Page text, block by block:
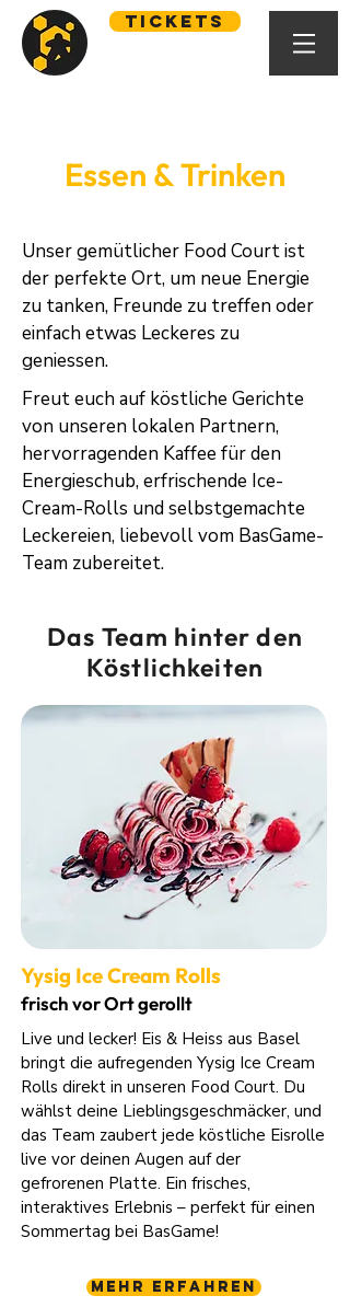
Tickets
Essen & Trinken
Unser gemütlicher Food Court ist
der perfekte Ort, um neue Energie
zu tanken, Freunde zu treffen oder
einfach etwas Leckeres zu
geniessen.
Freut euch auf köstliche Gerichte
von unseren lokalen Partnern,
hervorragenden Kaffee für den
Energieschub, erfrischende Ice-
Cream-Rolls und selbstgemachte
Leckereien, liebevoll vom BasGame-
Team zubereitet.
Das Team hinter den
Köstlichkeiten
Yysig Ice Cream Rolls
frisch vor Ort gerollt
Live und lecker! Eis & Heiss aus Basel
bringt die aufregenden Yysig Ice Cream
Rolls direkt in unseren Food Court. Du
wählst deine Lieblingsgeschmäcker, und
das Team zaubert jede köstliche Eisrolle
live vor deinen Augen auf der
gefrorenen Platte. Ein frisches,
interaktives Erlebnis – perfekt für einen
Sommertag bei BasGame!
Mehr erfahren